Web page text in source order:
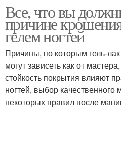
наращивания
Гель для
моделирования
Все, что вы
причине
гелем ногтей
Причины, по которым гель-
могут зависеть как от
стойкость покрытия влияют
ногтей, выбор
некоторых правил после